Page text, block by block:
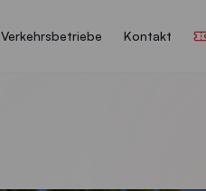
Verkehrsbetriebe Kontakt